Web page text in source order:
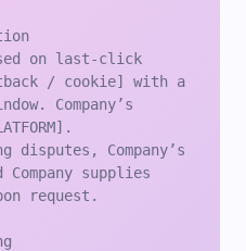
on last-click
/ cookie] with a
Company’s
Company’s
supplies
request.